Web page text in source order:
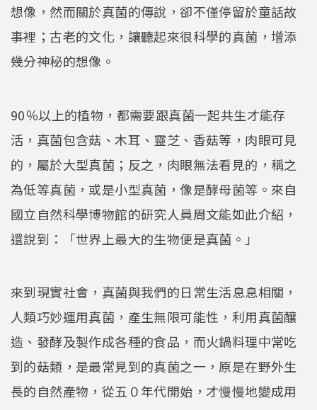
想像，然而關於真菌的傳說，卻不僅停留於童話故
事裡；古老的文化，讓聽起來很科學的真菌，增添
幾分神秘的想像。
90％以上的植物，都需要跟真菌一起共生才能存
活，真菌包含菇、木耳、靈芝、香菇等，肉眼可見
的，屬於大型真菌；反之，肉眼無法看見的，稱之
為低等真菌，或是小型真菌，像是酵母菌等。來自
國立自然科學博物館的研究人員周文能如此介紹，
還說到：「世界上最大的生物便是真菌。」
來到現實社會，真菌與我們的日常生活息息相關，
人類巧妙運用真菌，產生無限可能性，利用真菌釀
造、發酵及製作成各種的食品，而火鍋料理中常吃
到的菇類，是最常見到的真菌之一，原是在野外生
長的自然產物，從五０年代開始，才慢慢地變成用